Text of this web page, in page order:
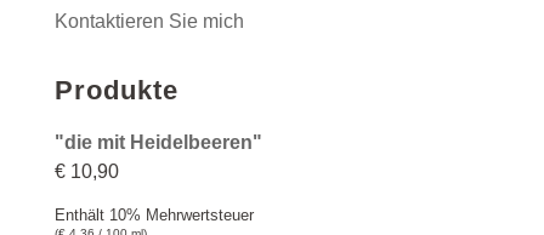
Kontaktieren Sie mich
Produkte
"die mit Heidelbeeren"
€10,90
Enthält 10% Mehrwertsteuer